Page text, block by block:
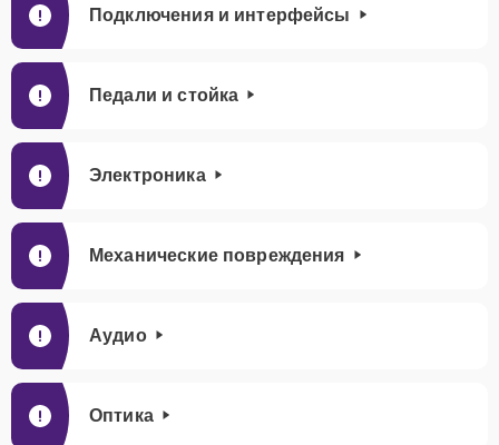
Подключения и интерфейсы
Педали и стойка
Электроника
Механические повреждения
Аудио
Оптика